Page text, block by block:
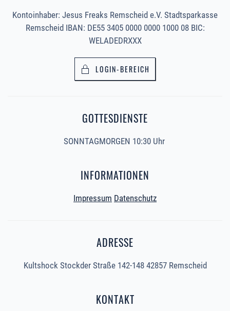
Kontoinhaber: Jesus Freaks Remscheid e.V. Stadtsparkasse
Remscheid IBAN: DE55 3405 0000 0000 1000 08 BIC:
WELADEDRXXX
LOGIN-BEREICH
GOTTESDIENSTE
SONNTAGMORGEN 10:30 Uhr
INFORMATIONEN
Impressum Datenschutz
ADRESSE
Kultshock Stockder Straße 142-148 42857 Remscheid
KONTAKT